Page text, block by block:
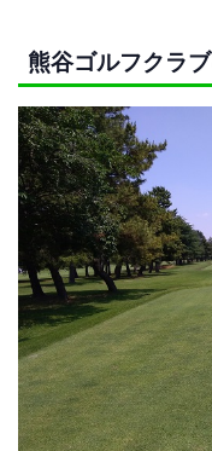
熊谷ゴルフクラ